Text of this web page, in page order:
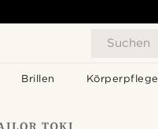
Suchen
Brillen Körperpflege